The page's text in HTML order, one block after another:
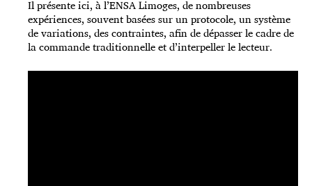
Il présente ici, à l’ENSA Limoges, de nombreuses
expériences, souvent basées sur un protocole, un système
de variations, des contraintes, afin de dépasser le cadre de
la commande traditionnelle et d’interpeller le lecteur.